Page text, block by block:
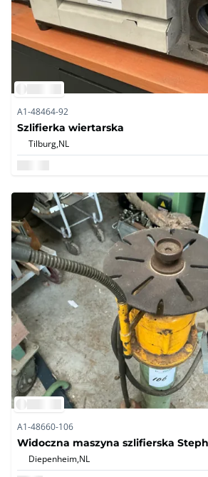
A1-48464-92
Szlifierka wiertarska
Tilburg,NL
A1-48660-106
Widoczna maszyna szlifierska
Diepenheim,NL